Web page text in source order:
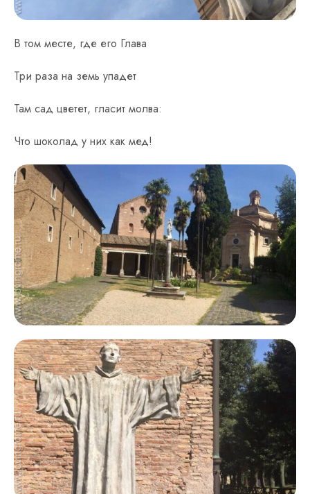
В том месте, где его Глава
Три раза на земь упадет
Там сад цветет, гласит молва:
Что шоколад у них как мед!